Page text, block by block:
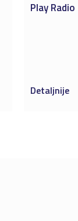
Play Radio
Detaljnije